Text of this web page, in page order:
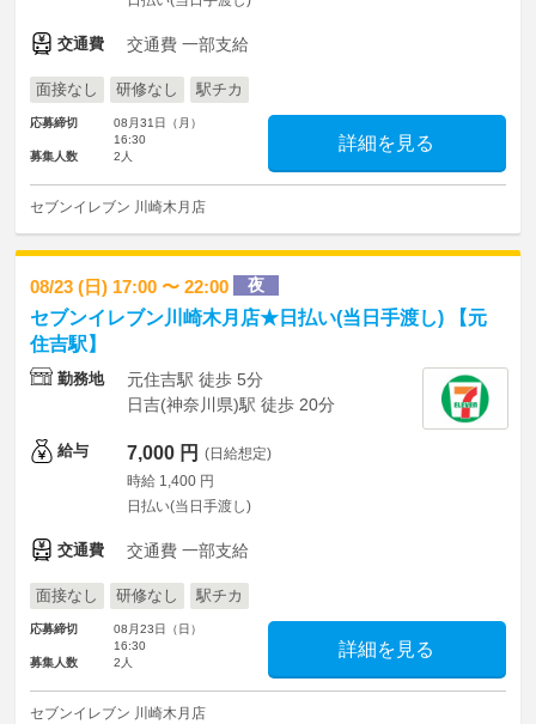
交通費 交通費 一部支給
面接なし 研修なし 駅チカ
応募締切
08月31日（月）
16:30
募集人数
2人
詳細を見る
セブンイレブン 川崎木月店
08/23 (日) 17:00 〜 22:00 夜
セブンイレブン川崎木月店★日払い(当日手渡し) 【元
住吉駅】
勤務地
元住吉駅 徒歩 5分
日吉(神奈川県)駅 徒歩 20分
給与 7,000 円 (日給想定)
時給 1,400 円
日払い(当日手渡し)
交通費 交通費 一部支給
面接なし 研修なし 駅チカ
応募締切
08月23日（日）
16:30
募集人数
2人
詳細を見る
セブンイレブン 川崎木月店